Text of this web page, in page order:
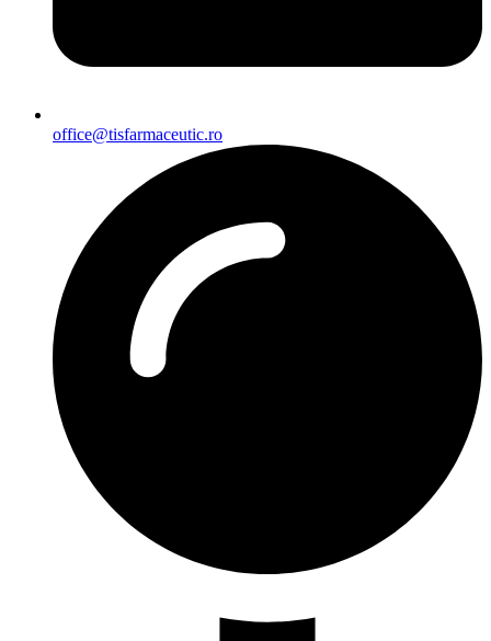
office@tisfarmaceutic.ro